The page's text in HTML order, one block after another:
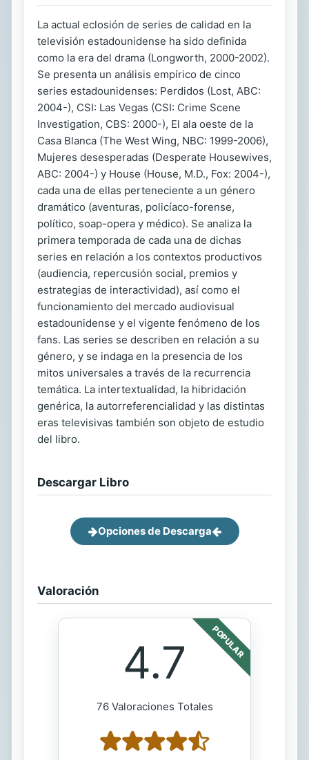
La actual eclosión de series de calidad en la
televisión estadounidense ha sido definida
como la era del drama (Longworth, 2000-2002).
Se presenta un análisis empírico de cinco
series estadounidenses: Perdidos (Lost, ABC:
2004-), CSI: Las Vegas (CSI: Crime Scene
Investigation, CBS: 2000-), El ala oeste de la
Casa Blanca (The West Wing, NBC: 1999-2006),
Mujeres desesperadas (Desperate Housewives,
ABC: 2004-) y House (House, M.D., Fox: 2004-),
cada una de ellas perteneciente a un género
dramático (aventuras, policíaco-forense,
político, soap-opera y médico). Se analiza la
primera temporada de cada una de dichas
series en relación a los contextos productivos
(audiencia, repercusión social, premios y
estrategias de interactividad), así como el
funcionamiento del mercado audiovisual
estadounidense y el vigente fenómeno de los
fans. Las series se describen en relación a su
género, y se indaga en la presencia de los
mitos universales a través de la recurrencia
temática. La intertextualidad, la hibridación
genérica, la autorreferencialidad y las distintas
eras televisivas también son objeto de estudio
del libro.
Descargar Libro
Opciones de Descarga
Valoración
POPULAR
4.7
76 Valoraciones Totales